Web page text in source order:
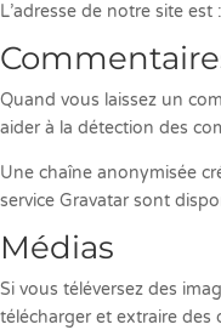
L’adresse de notre site
Quand vous laissez un
aider à la détection des
Une chaîne anonymisée
service Gravatar sont
Médias
Si vous téléversez des
télécharger et extraire des